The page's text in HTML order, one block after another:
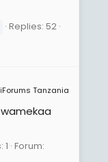
Replies: 52
Tanzania
1 Forum: